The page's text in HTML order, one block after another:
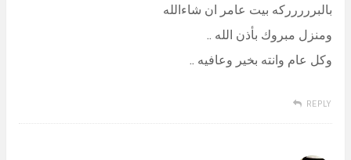
بالبررررركه بيت عامر ان شاءالله
ومنزل مبروك بأذن الله ..
وكل عام وانته بخير وعافيه ..
REPLY